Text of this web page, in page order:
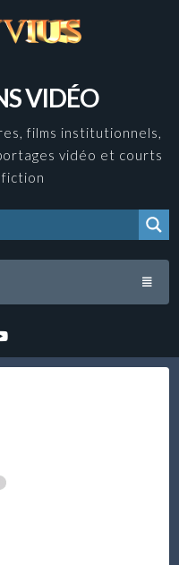
VIDÉO
films institutionnels,
vidéo et courts
YouTube